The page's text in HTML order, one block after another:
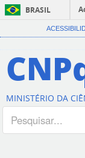
BRASIL
MINISTÉRIO DA